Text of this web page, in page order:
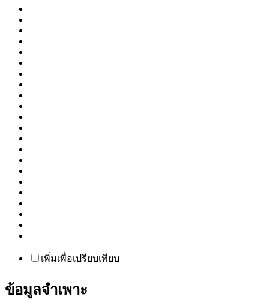
ข้อมูลจำเพาะ